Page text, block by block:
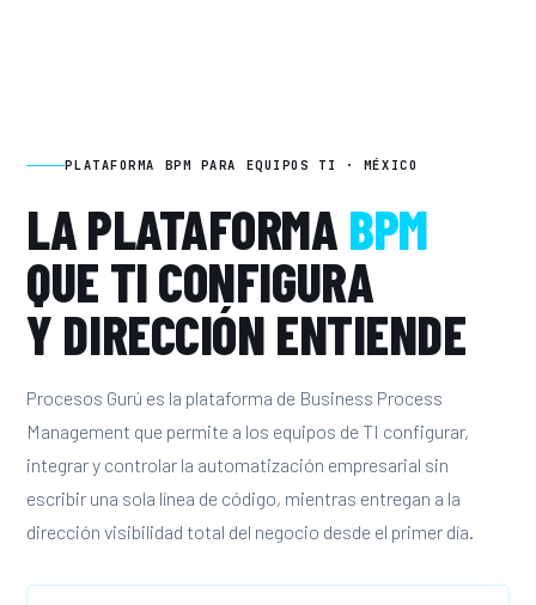
PLATAFORMA BPM PARA EQUIPOS TI · MÉXICO
LA PLATAFORMA BPM
QUE TI CONFIGURA
Y DIRECCIÓN ENTIENDE
Procesos Gurú es la plataforma de Business Process
Management que permite a los equipos de TI configurar,
integrar y controlar la automatización empresarial sin
escribir una sola línea de código, mientras entregan a la
dirección visibilidad total del negocio desde el primer día.